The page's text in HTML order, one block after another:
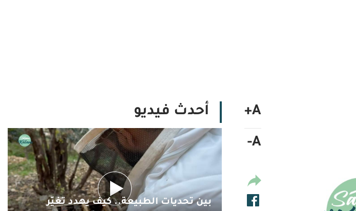
A+
A-
أحدث فيديو
بين تحديات الطبيعة.. كيف يهدد تغيّر